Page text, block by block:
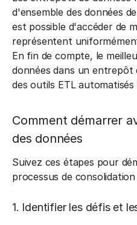
d'ensemble des données
est possible d'accéder de
représentent
En fin de compte, le
données dans un entrepôt
des outils ETL
Comment démarrer
des données
Suivez ces étapes pour
processus de
1. Identifier les défis et